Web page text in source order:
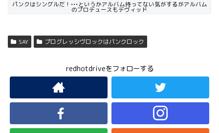
パンクはシングルだ！•••というかアルバム持ってない気がするがアルバム
のプロデュースもデヴィッド
SAY プログレッシヴロックはパンクロック
redhotdriveをフォローする